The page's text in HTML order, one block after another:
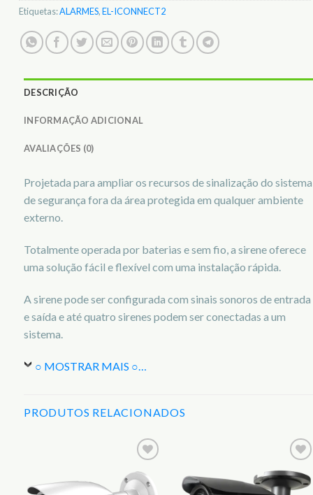
Etiquetas:ALARMES,EL-ICONNECT2
DESCRIÇÃO
INFORMAÇÃO ADICIONAL
AVALIAÇÕES (0)
Projetada para ampliar os recursos de sinalização do sistema
de segurança fora da área protegida em qualquer ambiente
externo.
Totalmente operada por baterias e sem fio, a sirene oferece
uma solução fácil e flexível com uma instalação rápida.
A sirene pode ser configurada com sinais sonoros de entrada
e saída e até quatro sirenes podem ser conectadas a um
sistema.
○ MOSTRAR MAIS ○
PRODUTOS RELACIONADOS
Adicionar
aos
Favoritos
Adicionar
aos
Favoritos